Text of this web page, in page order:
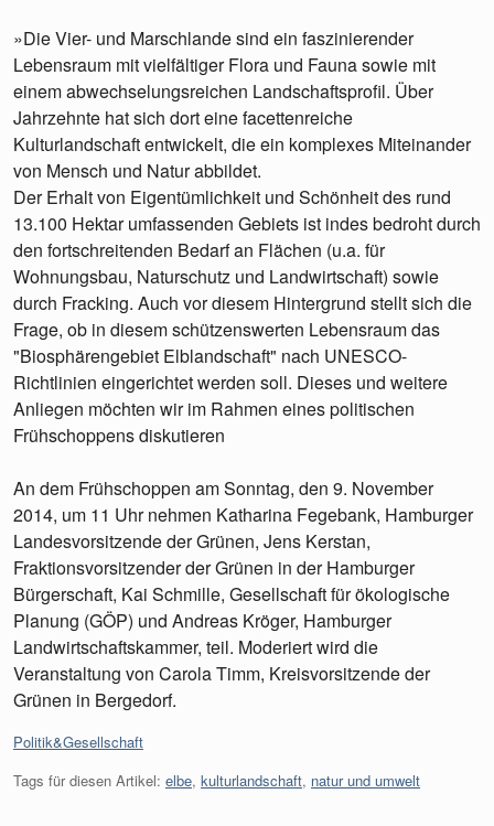
»Die Vier- und Marschlande sind ein faszinierender
Lebensraum mit vielfältiger Flora und Fauna sowie mit
einem abwechselungsreichen Landschaftsprofil. Über
Jahrzehnte hat sich dort eine facettenreiche
Kulturlandschaft entwickelt, die ein komplexes Miteinander
von Mensch und Natur abbildet.
Der Erhalt von Eigentümlichkeit und Schönheit des rund
13.100 Hektar umfassenden Gebiets ist indes bedroht durch
den fortschreitenden Bedarf an Flächen (u.a. für
Wohnungsbau, Naturschutz und Landwirtschaft) sowie
durch Fracking. Auch vor diesem Hintergrund stellt sich die
Frage, ob in diesem schützenswerten Lebensraum das
"Biosphärengebiet Elblandschaft" nach UNESCO-
Richtlinien eingerichtet werden soll. Dieses und weitere
Anliegen möchten wir im Rahmen eines politischen
Frühschoppens diskutieren
An dem Frühschoppen am Sonntag, den 9. November
2014, um 11 Uhr nehmen Katharina Fegebank, Hamburger
Landesvorsitzende der Grünen, Jens Kerstan,
Fraktionsvorsitzender der Grünen in der Hamburger
Bürgerschaft, Kai Schmille, Gesellschaft für ökologische
Planung (GÖP) und Andreas Kröger, Hamburger
Landwirtschaftskammer, teil. Moderiert wird die
Veranstaltung von Carola Timm, Kreisvorsitzende der
Grünen in Bergedorf.
Kategorien:
Politik&Gesellschaft
Tags für diesen Artikel: elbe, kulturlandschaft, natur und umwelt